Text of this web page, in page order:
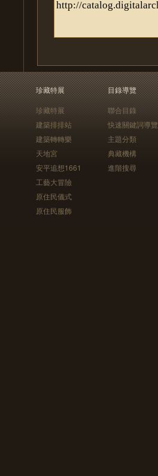
珍藏特展
珍藏特展
建築排排站
建築轉轉樂
天地宮
安平追想1661
工藝大冒險
原住民儀式
原住民服飾
目錄導覽
聯合目錄
快速關鍵詞導覽
主題分類
典藏機構
進階搜尋